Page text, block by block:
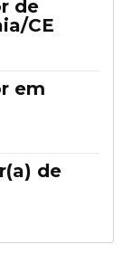
de
CE
em
de